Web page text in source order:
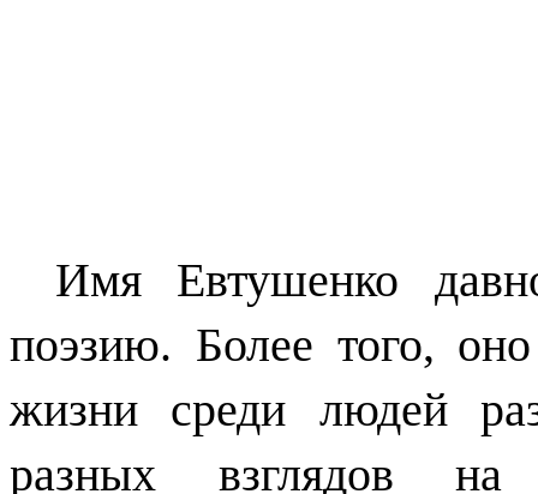
Имя Евтушенко
поэзию. Более того,
жизни среди людей
разных взглядов